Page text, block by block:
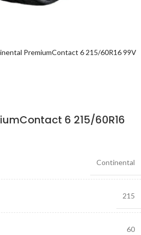
PremiumContact 6 215/60R16 99V
6 215/60R16
Continental
215
60